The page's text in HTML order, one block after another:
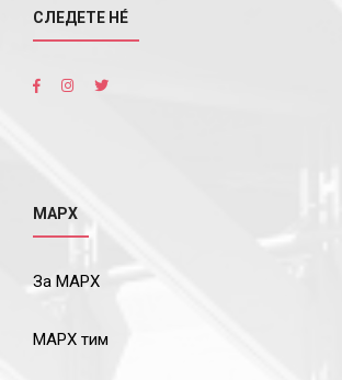
СЛЕДЕТЕ НÉ
МАРХ
За МАРХ
МАРХ тим